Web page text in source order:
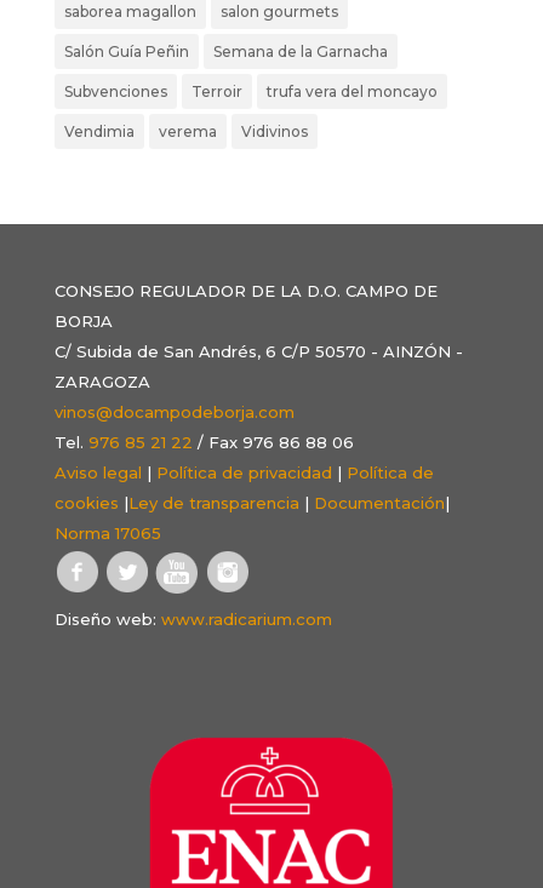
saborea magallon salon gourmets
Salón Guía Peñin Semana de la Garnacha
Subvenciones Terroir trufa vera del moncayo
Vendimia verema Vidivinos
CONSEJO REGULADOR DE LA D.O. CAMPO DE
BORJA
C/ Subida de San Andrés, 6 C/P 50570 - AINZÓN -
ZARAGOZA
vinos@docampodeborja.com
Tel. 976 85 21 22 / Fax 976 86 88 06
Aviso legal | Política de privacidad | Política de
cookies |Ley de transparencia | Documentación|
Norma 17065
Diseño web: www.radicarium.com